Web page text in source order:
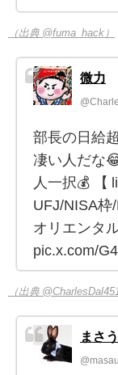
（出典 @fuma_hack）
微力
部長の日給
凄い人だな
人一択💰 【
UFJ/NISA枠
オリエンタ
pic.x.com/
（出典
まさ